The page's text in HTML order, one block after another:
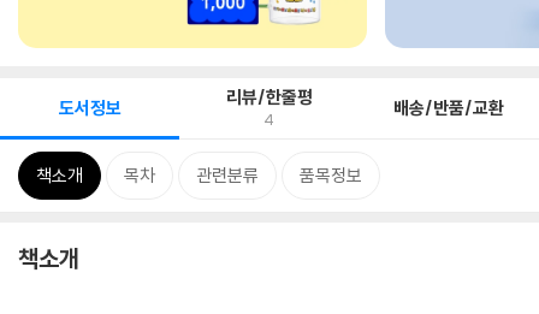
도서정보 리뷰/한줄평
4 배송/반품/교환
책소개 목차 관련분류 품목정보
책소개